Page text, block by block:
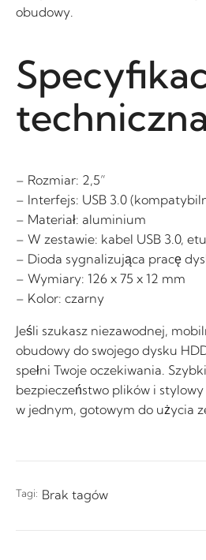
obudowy.
– Rozmiar: 2,5”
– Interfejs: USB 3.0
– Materiał: aluminium
– W zestawie: kabel USB 3.0,
– Dioda sygnalizująca pracę
– Wymiary: 126 x 75 x 12 mm
– Kolor: czarny
Jeśli szukasz niezawodnej,
obudowy do swojego dysku
spełni Twoje oczekiwania.
bezpieczeństwo plików i
w jednym, gotowym do użycia
Tagi: Brak tagów